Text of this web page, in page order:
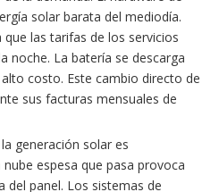
solar barata del mediodía.
las tarifas de los servicios
noche. La batería se descarga
costo. Este cambio directo de
sus facturas mensuales de
la generación solar es
espesa que pasa provoca
del panel. Los sistemas de